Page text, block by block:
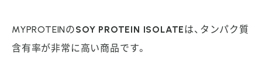
MYPROTEINのSOY PROTEIN ISOLATEは、タンパク質
含有率が非常に高い商品です。